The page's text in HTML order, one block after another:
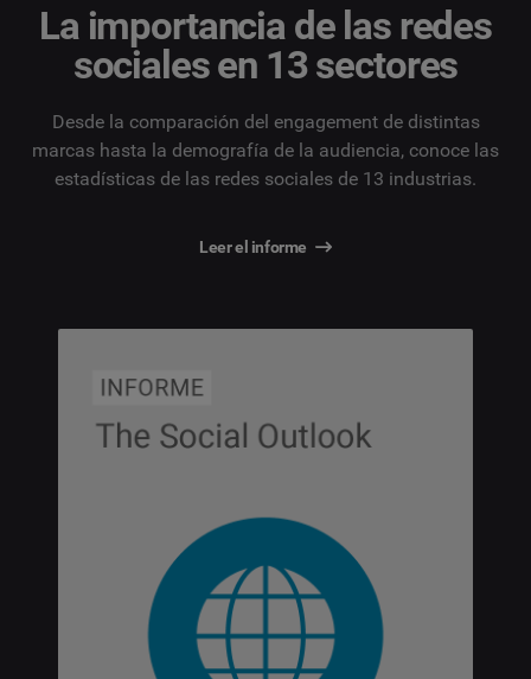
La importancia de las redes
sociales en 13 sectores
Desde la comparación del engagement de distintas
marcas hasta la demografía de la audiencia, conoce las
estadísticas de las redes sociales de 13 industrias.
Leer el informe